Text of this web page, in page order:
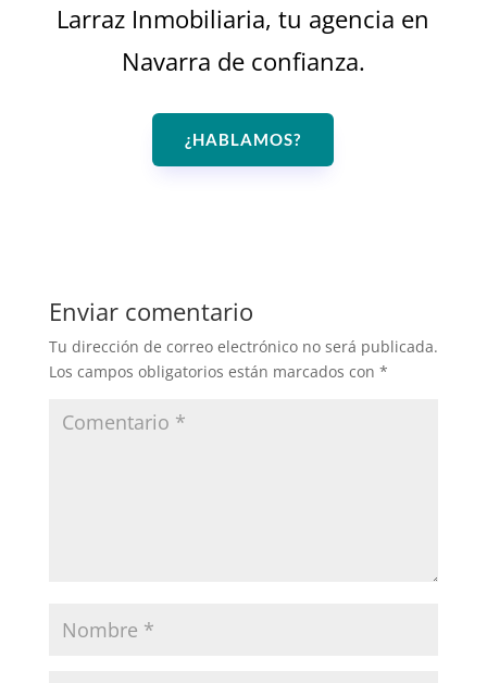
Larraz Inmobiliaria, tu agencia en
Navarra de confianza.
¿HABLAMOS?
Enviar comentario
Tu dirección de correo electrónico no será publicada.
Los campos obligatorios están marcados con *